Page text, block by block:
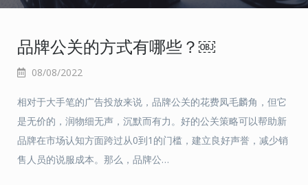
品牌公关的方式有哪些？￼
08/08/2022
相对于大手笔的广告投放来说，品牌公关的花费凤毛麟角，但它
是无价的，润物细无声，沉默而有力。好的公关策略可以帮助新
品牌在市场认知方面跨过从0到1的门槛，建立良好声誉，减少销
售人员的说服成本。那么，品牌公…